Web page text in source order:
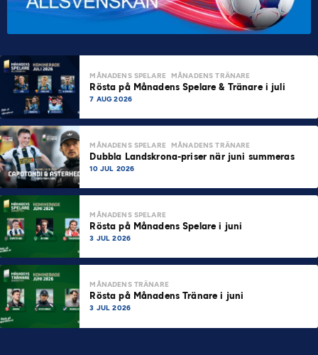
MÅNADENS SPELARE MÅNADENS TRÄNARE
Rösta på Månadens Spelare & Tränare i juli
7 AUG 2026
MÅNADENS SPELARE MÅNADENS TRÄNARE
Dubbla Landskrona-priser när juni summeras
10 JUL 2026
MÅNADENS SPELARE
Rösta på Månadens Spelare i juni
3 JUL 2026
MÅNADENS TRÄNARE
Rösta på Månadens Tränare i juni
3 JUL 2026